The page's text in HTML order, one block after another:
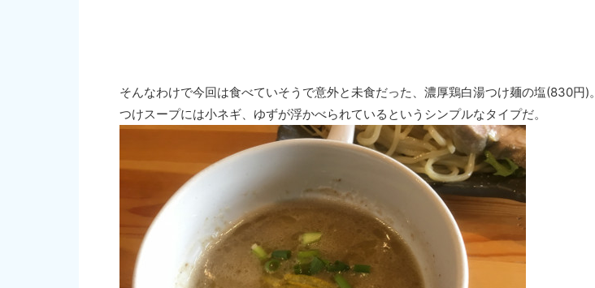
そんなわけで今回は食べていそうで意外と未食だった、濃厚鶏白湯つけ麺の塩(830円)。
つけスープには小ネギ、ゆずが浮かべられているというシンプルなタイプだ。